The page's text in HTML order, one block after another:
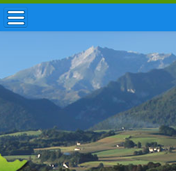
ACCUEIL / INFOS
MUNICIPALITÉ
VIE LOCALE
ENFANCE
TOURISME